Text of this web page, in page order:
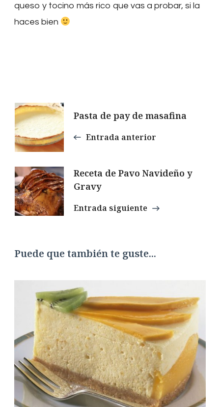
queso y tocino más rico que vas a probar, si la
haces bien
Navegación
de
entradas
Pasta de pay de masafina
Entrada anterior
Receta de Pavo Navideño y
Gravy
Entrada siguiente
Puede que también te guste...